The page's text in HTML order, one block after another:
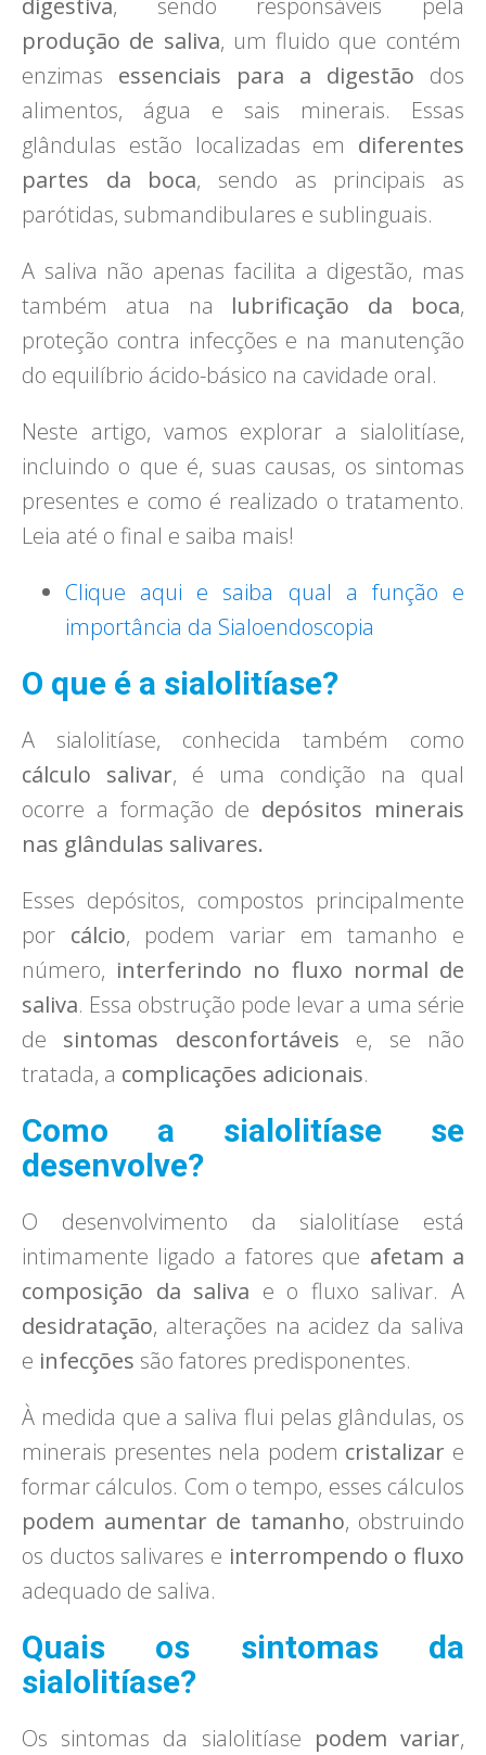
digestiva, sendo responsáveis pela
produção de saliva, um fluido que contém
enzimas essenciais para a digestão dos
alimentos, água e sais minerais. Essas
glândulas estão localizadas em diferentes
partes da boca, sendo as principais as
parótidas, submandibulares e sublinguais.
A saliva não apenas facilita a digestão, mas
também atua na lubrificação da boca,
proteção contra infecções e na manutenção
do equilíbrio ácido-básico na cavidade oral.
Neste artigo, vamos explorar a sialolitíase,
incluindo o que é, suas causas, os sintomas
presentes e como é realizado o tratamento.
Leia até o final e saiba mais!
Clique aqui e saiba qual a função e
importância da Sialoendoscopia
O que é a sialolitíase?
A sialolitíase, conhecida também como
cálculo salivar, é uma condição na qual
ocorre a formação de depósitos minerais
nas glândulas salivares.
Esses depósitos, compostos principalmente
por cálcio, podem variar em tamanho e
número, interferindo no fluxo normal de
saliva. Essa obstrução pode levar a uma série
de sintomas desconfortáveis e, se não
tratada, a complicações adicionais.
Como a sialolitíase se
desenvolve?
O desenvolvimento da sialolitíase está
intimamente ligado a fatores que afetam a
composição da saliva e o fluxo salivar. A
desidratação, alterações na acidez da saliva
e infecções são fatores predisponentes.
À medida que a saliva flui pelas glândulas, os
minerais presentes nela podem cristalizar e
formar cálculos. Com o tempo, esses cálculos
podem aumentar de tamanho, obstruindo
os ductos salivares e interrompendo o fluxo
adequado de saliva.
Quais os sintomas da
sialolitíase?
Os sintomas da sialolitíase podem variar,